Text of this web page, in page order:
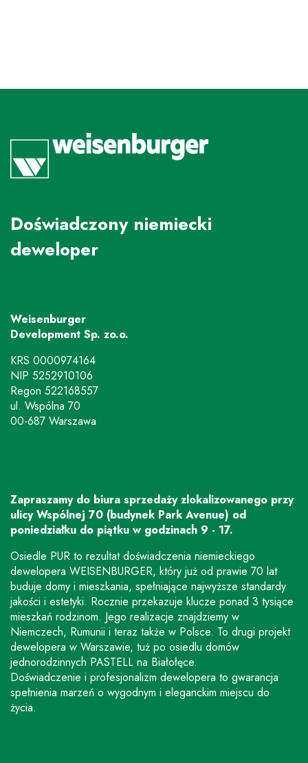
Doświadczony niemiecki
deweloper
Weisenburger
Development Sp. zo.o.
KRS 0000974164
NIP 5252910106
Regon 522168557
ul. Wspólna 70
00-687 Warszawa
Zapraszamy do biura sprzedaży zlokalizowanego przy
ulicy Wspólnej 70 (budynek Park Avenue) od
poniedziałku do piątku w godzinach 9 - 17.
Osiedle PUR to rezultat doświadczenia niemieckiego
dewelopera WEISENBURGER, który już od prawie 70 lat
buduje domy i mieszkania, spełniające najwyższe standardy
jakości i estetyki. Rocznie przekazuje klucze ponad 3 tysiące
mieszkań rodzinom. Jego realizacje znajdziemy w
Niemczech, Rumunii i teraz także w Polsce. To drugi projekt
dewelopera w Warszawie, tuż po osiedlu domów
jednorodzinnych PASTELL na Białołęce.
Doświadczenie i profesjonalizm dewelopera to gwarancja
spełnienia marzeń o wygodnym i eleganckim miejscu do
życia.